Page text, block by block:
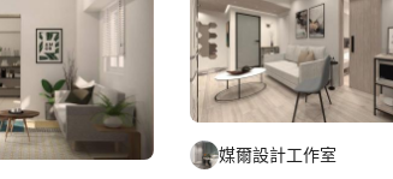
媒爾設計工作室